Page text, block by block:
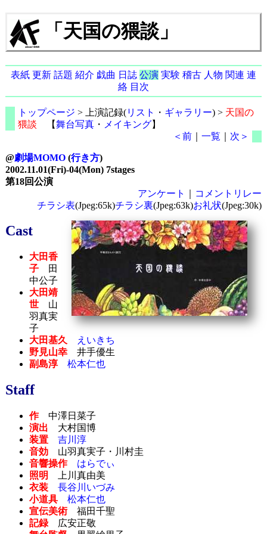
「天国の猥談」
表紙 更新 話題 紹介 戯曲 日誌 公演 実験 稽古 人物 関連 連
絡 目次
トップページ > 上演記録(リスト ・ ギャラリー) > 天国の
猥談 【舞台写真・ メイキング】
＜前 ｜一覧 次＞
@劇場MOMO(行き方)
2002.11.01(Fri)-04(Mon) 7stages
第18回公演
アンケート
コメントリレー
チラシ表(Jpeg:65k)チラシ裏(Jpeg:63k)お礼状(Jpeg:30k)
Cast
大田香
子田
中公子
大田靖
世山
羽真実
子
大田基久
えいきち
野見山幸井手優生
副島淳
松本仁也
Staff
作中澤日菜子
演出 大村国博
装置
吉川淳
音効山羽真実子・川村圭
音響操作 はらでぃ
照明
上川真由美
衣装
長谷川いづみ
小道具
松本仁也
宣伝美術福田千聖
記録広安正敬